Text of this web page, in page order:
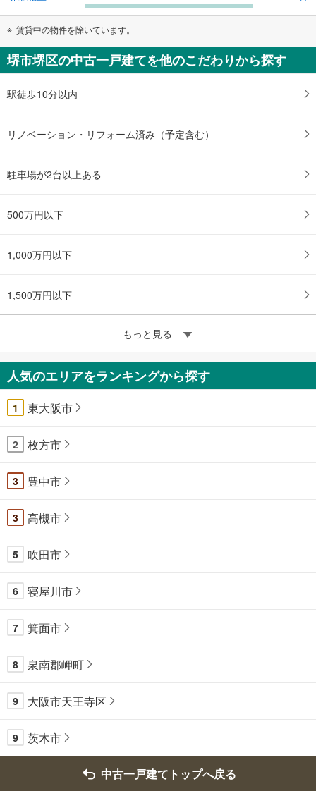
賃貸中の物件を除いています。
堺市堺区の中古一戸建てを他のこだわりから探す
駅徒歩10分以内
リノベーション・リフォーム済み（予定含む）
駐車場が2台以上ある
500万円以下
1,000万円以下
1,500万円以下
もっと見る
人気のエリアをランキングから探す
1 東大阪市
2 枚方市
3 豊中市
3 高槻市
5 吹田市
6 寝屋川市
7 箕面市
8 泉南郡岬町
9 大阪市天王寺区
9 茨木市
中古一戸建てトップへ戻る